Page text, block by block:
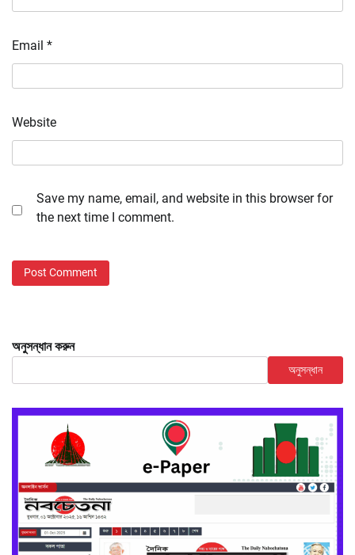
Email *
Website
Save my name, email, and website in this browser for
the next time I comment.
অনুসন্ধান করুন
অনুসন্ধান